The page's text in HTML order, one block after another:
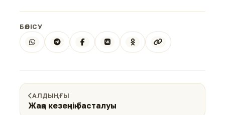
БӨЛІСУ
АЛДЫҢҒЫ
Жаңа кезеңнің басталуы